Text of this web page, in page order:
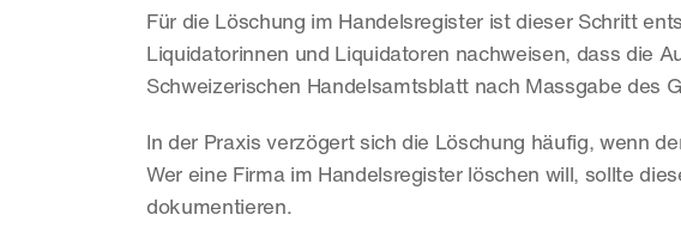
Für die Löschung im Handelsregister ist dieser Schritt
Liquidatorinnen und Liquidatoren nachweisen, dass die
Schweizerischen Handelsamtsblatt nach Massgabe des
In der Praxis verzögert sich die Löschung häufig, wenn
Wer eine Firma im Handelsregister löschen will, sollte
dokumentieren.